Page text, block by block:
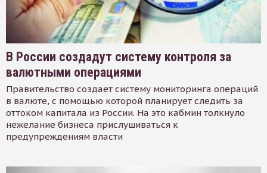
В России создадут систему контроля за
валютными операциями
Правительство создает систему мониторинга операций
в валюте, с помощью которой планирует следить за
оттоком капитала из России. На это кабмин толкнуло
нежелание бизнеса прислушиваться к
предупреждениям власти